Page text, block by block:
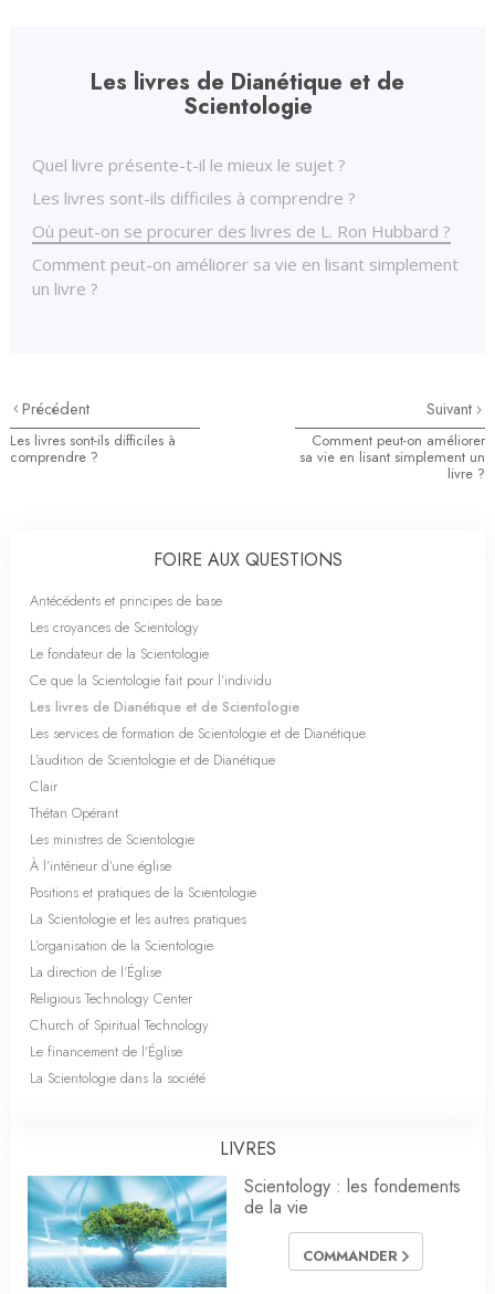
Les livres de Dianétique et de
Scientologie
Quel livre présente-t-il le mieux le sujet ?
Les livres sont-ils difficiles à comprendre ?
Où peut-on se procurer des livres de L. Ron Hubbard ?
Comment peut-on améliorer sa vie en lisant simplement
un livre ?
Précédent
Les livres sont-ils difficiles à
comprendre ?
Suivant
Comment peut-on améliorer
sa vie en lisant simplement un
livre ?
FOIRE AUX QUESTIONS
Antécédents et principes de base
Les croyances de Scientology
Le fondateur de la Scientologie
Ce que la Scientologie fait pour l’individu
Les livres de Dianétique et de Scientologie
Les services de formation de Scientologie et de Dianétique
L’audition de Scientologie et de Dianétique
Clair
Thétan Opérant
Les ministres de Scientologie
À l’intérieur d’une église
Positions et pratiques de la Scientologie
La Scientologie et les autres pratiques
L’organisation de la Scientologie
La direction de l’Église
Religious Technology Center
Church of Spiritual Technology
Le financement de l’Église
La Scientologie dans la société
LIVRES
Scientology : les fondements
de la vie
COMMANDER